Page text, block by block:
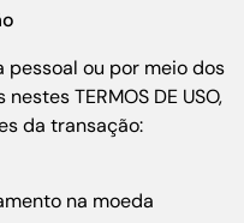
pessoal ou por meio dos
TERMOS DE USO,
da transação:
na moeda